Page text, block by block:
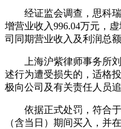
经证监会调查，思科瑞
增营业收入996.04万元，
司同期营业收入及利润总额
上海沪紫律师事务所刘
述行为遭受损失的，适格
极向公司及有关责任人员
依据正式处罚，符合于
（含当日）期间买入，并